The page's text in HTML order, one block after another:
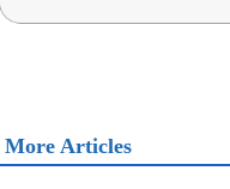
More Articles